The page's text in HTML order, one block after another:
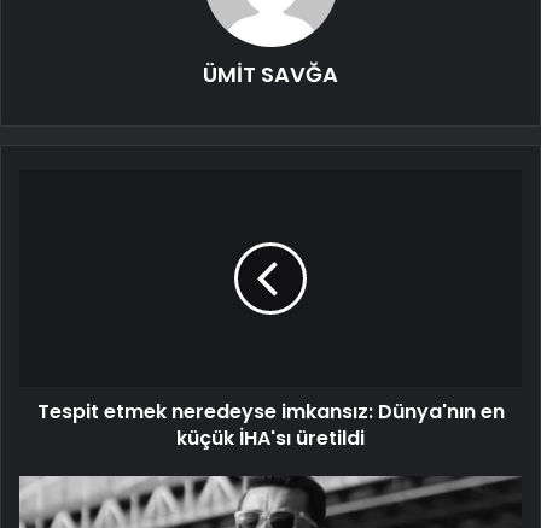
ÜMİT SAVĞA
Tespit etmek neredeyse imkansız: Dünya'nın en
küçük İHA'sı üretildi